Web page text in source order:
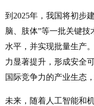
到2025年，我国将初步
脑、肢体”等一批关键
水平，并实现批量生产
力显著提升，形成安全
国际竞争力的产业生态
未来，随着人工智能和